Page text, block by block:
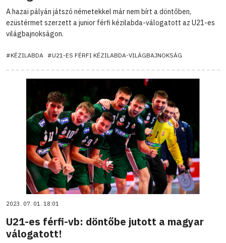
A hazai pályán játszó németekkel már nem bírt a döntőben,
ezüstérmet szerzett a junior férfi kézilabda-válogatott az U21-es
világbajnokságon.
#KÉZILABDA #U21-ES FÉRFI KÉZILABDA-VILÁGBAJNOKSÁG
2023. 07. 01. 18:01
U21-es férfi-vb: döntőbe jutott a magyar
válogatott!